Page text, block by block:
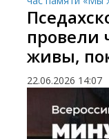
провели
живы,
22.06.2026 14:07